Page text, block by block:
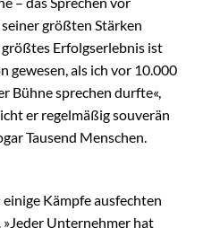
größten Stärken
Erfolgserlebnis ist
gewesen, als ich vor 10.000
Bühne sprechen durfte«,
er regelmäßig souverän
Tausend Menschen.
Kämpfe ausfechten
Unternehmer hat